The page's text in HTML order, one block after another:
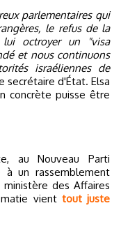
parlementaires qui
le refus de la
octroyer un "visa
et nous continuons
israéliennes de
secrétaire d'État. Elsa
concrète puisse être
à un rassemblement
des Affaires
vient tout juste